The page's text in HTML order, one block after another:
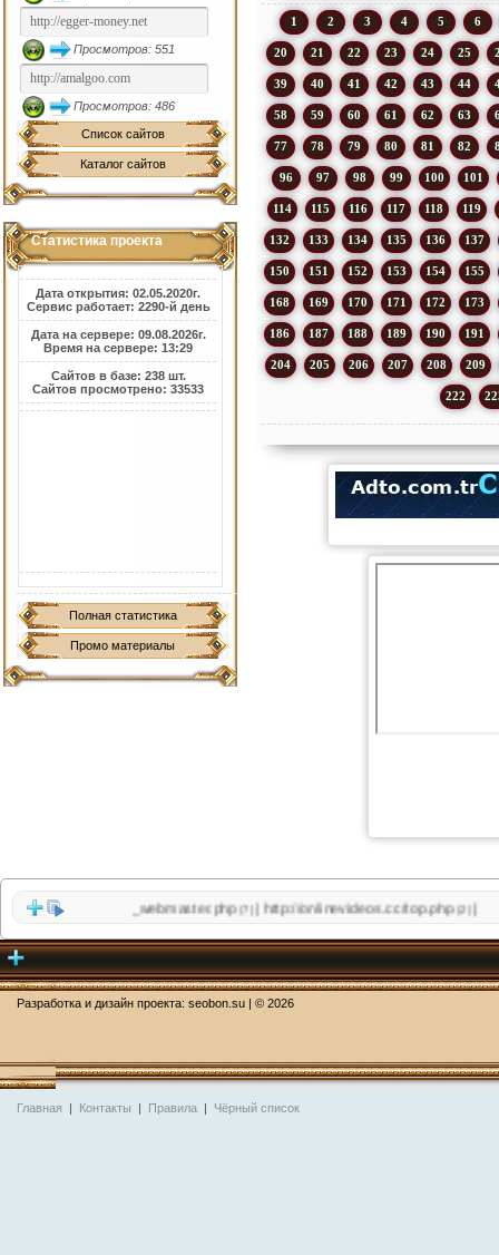
Просмотров: 551
Просмотров: 486
Список сайтов
Каталог сайтов
Статистика проекта
Дата открытия: 02.05.2020г.
Сервис работает: 2290-й день
Дата на сервере: 09.08.2026г.
Время на сервере: 13:29
Сайтов в базе: 238 шт.
Сайтов просмотрено: 33533
Полная статистика
Промо материалы
1 2 3 4 5 6
20 21 22 23 24 25
39 40 41 42 43 44
58 59 60 61 62 63
77 78 79 80 81 82
96 97 98 99 100 101
114 115 116 117 118 119
132 133 134 135 136 137
150 151 152 153 154 155
168 169 170 171 172 173
186 187 188 189 190 191
204 205 206 207 208 209
222
filesfly.co/sloth_webmaster.php(7)|http://onlinevideos.cc/top.php(2)|
Разработка и дизайн проекта: seobon.su | © 2026
Главная | Контакты | Правила | Чёрный список